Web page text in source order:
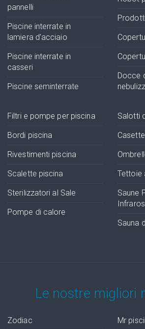
pannelli
Piscine interrate in
lamiera d'acciaio
Piscine interrate in
casseri
Piscine seminterrate
Docce
Filtri e pompe per piscina
Bordi piscina
Rivestimenti piscina
Scalette piscina
Sterilizzatori al Sale
Pompe di calore
Salotti
Tettoie
Saune
Sauna
Le nostre migliori
Zodiac Mr